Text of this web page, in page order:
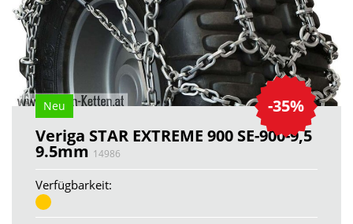
-35%
Neu
Veriga STAR EXTREME 900 SE-900-9,5
9.5mm 14986
Verfügbarkeit: